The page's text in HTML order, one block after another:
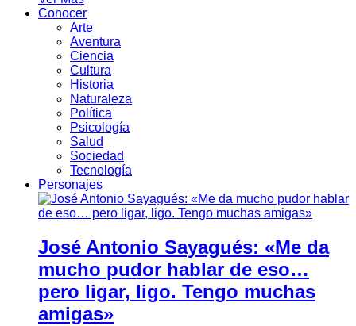
Conocer
Arte
Aventura
Ciencia
Cultura
Historia
Naturaleza
Política
Psicología
Salud
Sociedad
Tecnología
Personajes
José Antonio Sayagués: «Me da
mucho pudor hablar de eso…
pero ligar, ligo. Tengo muchas
amigas»